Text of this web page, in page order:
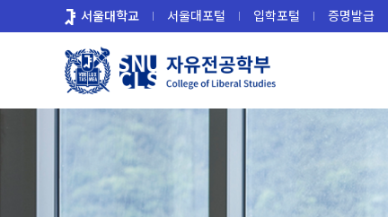
로
서울대학교 서울대포털 입학포털 증명발급